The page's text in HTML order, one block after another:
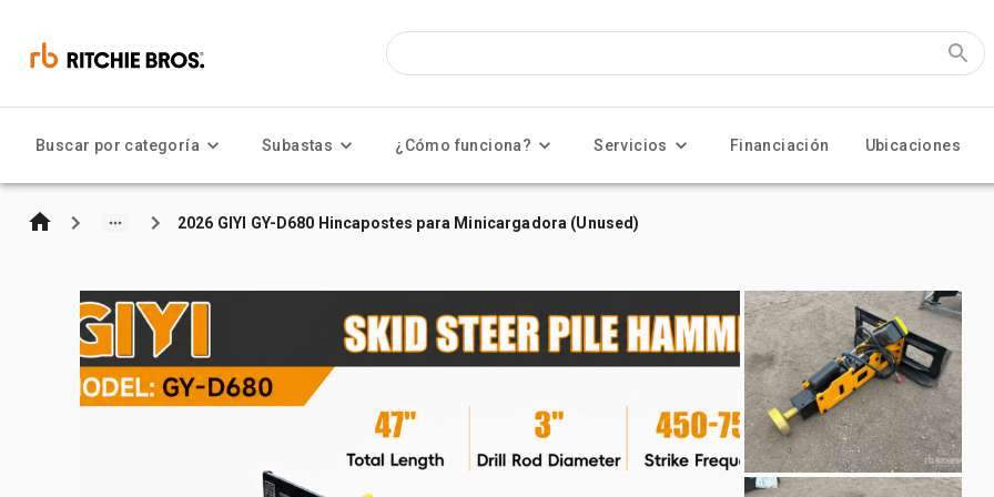
Buscar por categoría Subastas ¿Cómo funciona? Servicios Financiación Ubicaciones
2026 GIYI GY-D680 Hincapostes para Minicargadora (Unused)